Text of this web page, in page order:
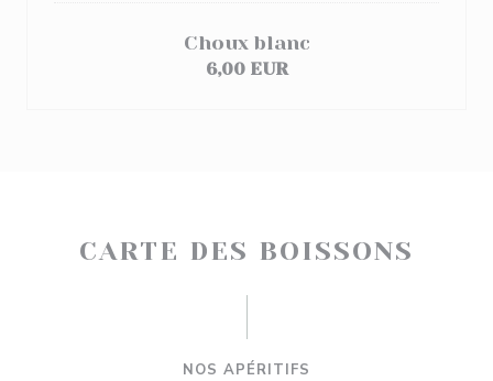
Choux blanc
6,00 EUR
CARTE DES BOISSONS
NOS APÉRITIFS